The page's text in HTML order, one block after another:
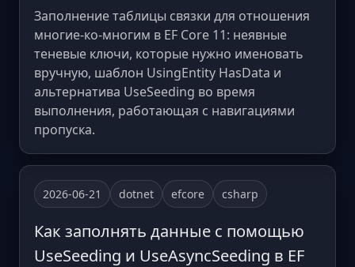
Заполнение таблицы связки для отношения
многие-ко-многим в EF Core 11: неявные
теневые ключи, которые нужно именовать
вручную, шаблон UsingEntity HasData и
альтернатива UseSeeding во время
выполнения, работающая с навигациями
пропуска.
2026-06-21 dotnet efcore csharp
Как заполнять данные с помощью
UseSeeding и UseAsyncSeeding в EF